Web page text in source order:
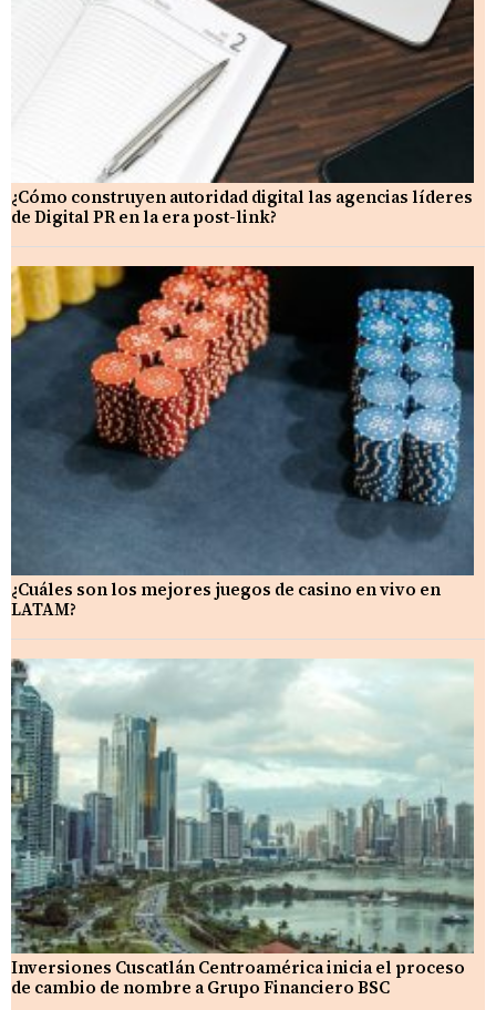
¿Cómo construyen autoridad digital las agencias líderes
de Digital PR en la era post-link?
¿Cuáles son los mejores juegos de casino en vivo en
LATAM?
Inversiones Cuscatlán Centroamérica inicia el proceso
de cambio de nombre a Grupo Financiero BSC